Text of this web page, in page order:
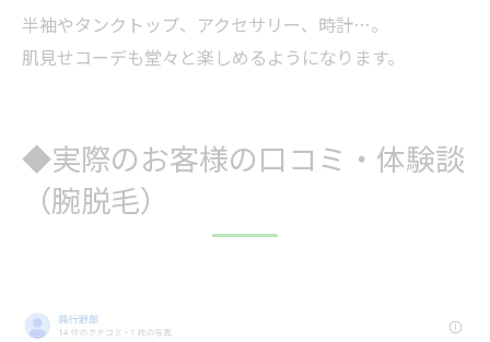
半袖やタンクトップ、アクセサリー、時計…。
肌見せコーデも堂々と楽しめるようになります。
◆実際のお客様の口コミ・体験談
（腕脱毛）